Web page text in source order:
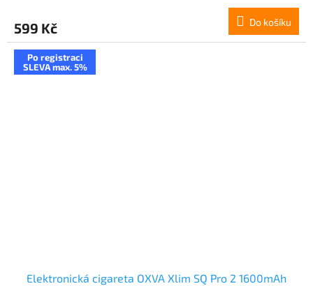
599 Kč Do košíku
Po registraci
SLEVA max. 5%
Elektronická cigareta OXVA Xlim SQ Pro 2 1600mAh